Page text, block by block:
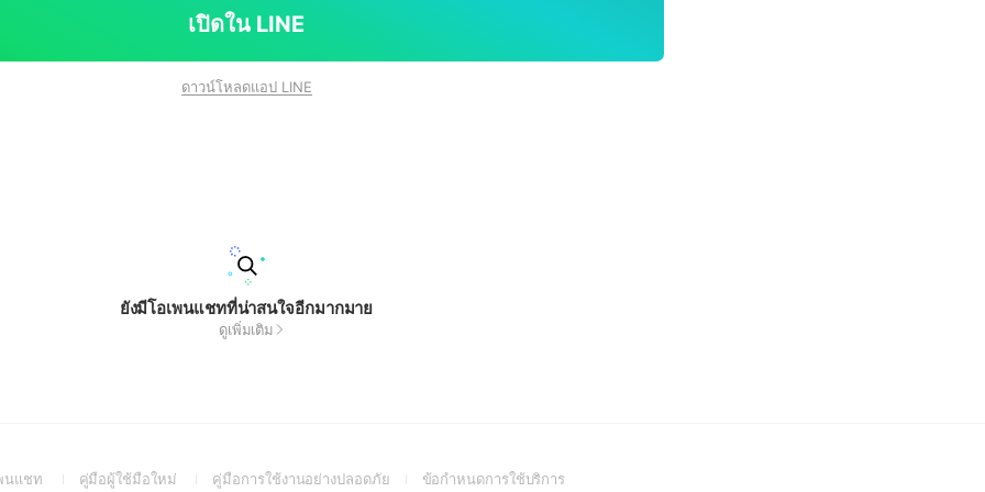
เปิดใน LINE
ดาวน์โหลดแอป LINE
ยังมีโอเพนแชทที่น่าสนใจอีกมากมาย
ดูเพิ่มเติม
นแชท
(Openคู่มือผู้ใช้มือใหม่
(Openคู่มือการใช้งานอย่างปลอดภัย(Openข้อกำหนดการใช้บริการ(Open